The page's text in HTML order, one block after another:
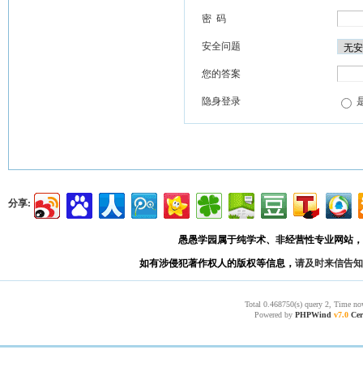
密 码
安全问题
您的答案
隐身登录
分享:
愚愚学园属于纯学术、非经营性专业网站
如有涉侵犯著作权人的版权等信息， 请及时来信告知
Total 0.468750(s) query 2, Time
Powered by PHPWind v7.0